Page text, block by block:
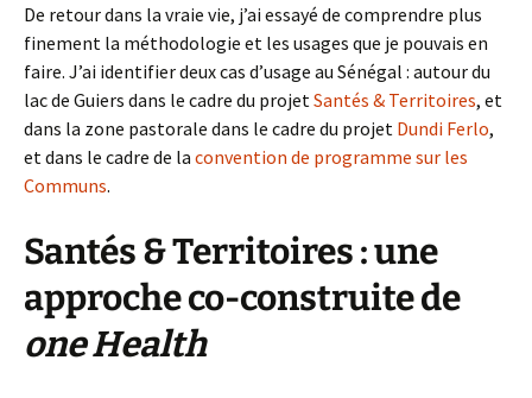
De retour dans la vraie vie, j’ai essayé de comprendre plus
finement la méthodologie et les usages que je pouvais en
faire. J’ai identifier deux cas d’usage au Sénégal : autour du
lac de Guiers dans le cadre du projet Santés & Territoires, et
dans la zone pastorale dans le cadre du projet Dundi Ferlo,
et dans le cadre de la convention de programme sur les
Communs.
Santés & Territoires : une
approche co-construite de
one Health